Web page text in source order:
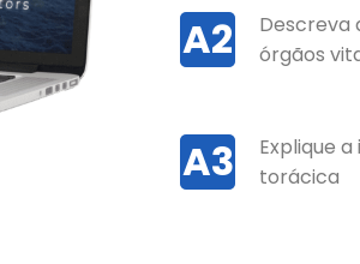
A2
Descreva
órgãos
A3 Explique
torácica